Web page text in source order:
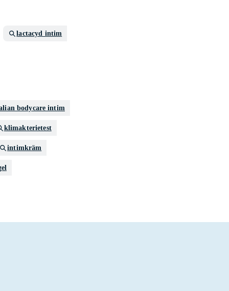
lactacyd intim
bodycare intim
klimakterietest
intimkräm